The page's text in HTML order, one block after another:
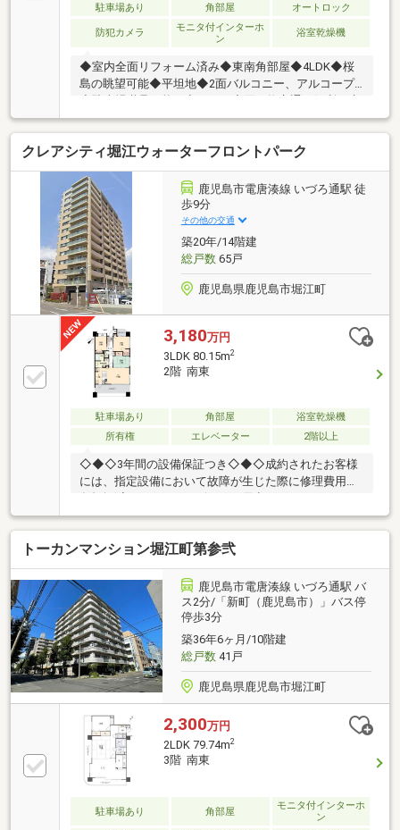
駐車場あり 角部屋 オートロック
防犯カメラ
モニタ付インターホ
ン
浴室乾燥機
◆室内全面リフォーム済み◆東南角部屋◆4LDK◆桜
島の眺望可能◆平坦地◆2面バルコニー、アルコープ
活しやすい立地です♪
クレアシティ堀江ウォーターフロントパーク
鹿児島市電唐湊線 いづろ通駅 徒
歩9分
その他の交通
築20年/14階建
総戸数65戸
鹿児島県鹿児島市堀江町
3,180万円
3LDK 80.15m2
2階 南東
駐車場あり 角部屋
浴室乾燥機
所有権
エレベーター 2階以上
◇◆◇3年間の設備保証つき◇◆◇成約されたお客様
には、指定設備において故障が生じた際に修理費用の
仲介会社を介さず、弊社から直接ご購入された場合に
適用※保証内容の制限・保証限度額の設定あり◆◇◆
設備トラブルの問い合わせを24時間受付対応！◆◇◆
成約されたお客様には、突発的な設備トラブルに対応
する「駆けつけ」サービスを提供しております。24時
間365日コールセンター対応！30分以内の一次応急処
置を無料にて行います。※対象期間：物件引き渡し日
から1年後の月末まで※対象者・対象設備・その他諸条
件あり
トーカンマンション堀江町第参弐
鹿児島市電唐湊線 いづろ通駅 バ
ス2分/「新町（鹿児島市）」バス停
停歩3分
築36年6ヶ月/10階建
総戸数41戸
鹿児島県鹿児島市堀江町
2,300万円
2LDK 79.74m2
3階 南東
駐車場あり 角部屋
モニタ付インターホ
ン